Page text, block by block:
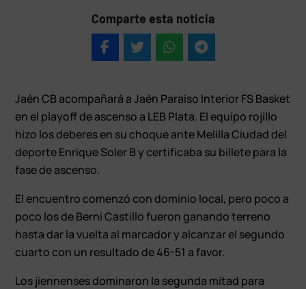
Comparte esta noticia
Jaén CB acompañará a Jaén Paraíso Interior FS Basket
en el playoff de ascenso a LEB Plata. El equipo rojillo
hizo los deberes en su choque ante Melilla Ciudad del
deporte Enrique Soler B y certificaba su billete para la
fase de ascenso.
El encuentro comenzó con dominio local, pero poco a
poco los de Berni Castillo fueron ganando terreno
hasta dar la vuelta al marcador y alcanzar el segundo
cuarto con un resultado de 46-51 a favor.
Los jiennenses dominaron la segunda mitad para